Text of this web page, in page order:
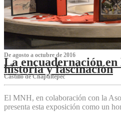
De agosto a octubre de 2016
La encuadernación en
historia y fascinación
Castillo de Chapultepec
El MNH, en colaboración con la
presenta esta exposición como un